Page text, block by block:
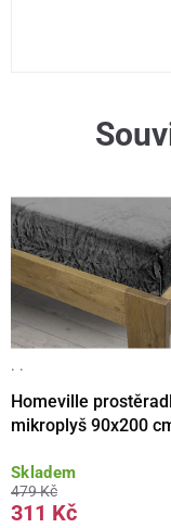
· ·
Homeville
mikroplyš 90x200
Skladem
479 Kč
311 Kč